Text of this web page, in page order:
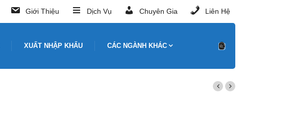
Giới Thiệu Dịch Vụ Chuyên Gia Liên Hệ
XUẤT NHẬP KHẨU CÁC NGÀNH KHÁC